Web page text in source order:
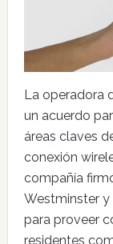
La operadora
un acuerdo
áreas claves
conexión
compañía
Westminster y
para proveer
residentes